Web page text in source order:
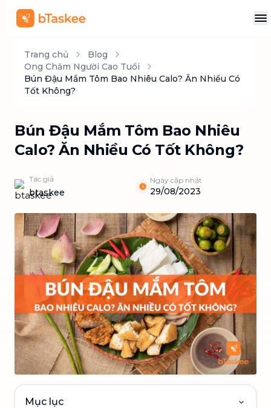
Trang chủ
Blog
Ong Chăm Người Cao Tuổi
Bún Đậu Mắm Tôm Bao Nhiêu Calo? Ăn Nhiều Có
Tốt Không?
Bún Đậu Mắm Tôm Bao Nhiêu
Calo? Ăn Nhiều Có Tốt Không?
Tác giả
btaskee
Ngày cập nhật
29/08/2023
Mục lục